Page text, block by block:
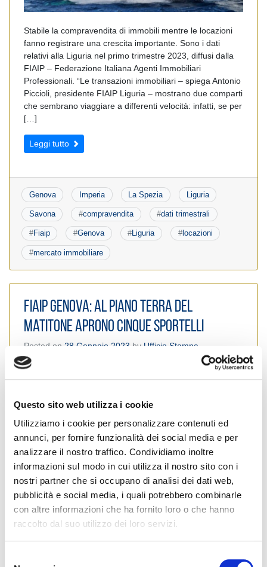
Questo sito web utilizza i cookie
Utilizziamo i cookie per personalizzare contenuti ed
annunci, per fornire funzionalità dei social media e per
analizzare il nostro traffico. Condividiamo inoltre
informazioni sul modo in cui utilizza il nostro sito con i
nostri partner che si occupano di analisi dei dati web,
pubblicità e social media, i quali potrebbero combinarle
con altre informazioni che ha fornito loro o che hanno
raccolto dal suo utilizzo dei loro servizi.
Stabile la compravendita di immobili mentre le locazioni
fanno registrare una crescita importante. Sono i dati
relativi alla Liguria nel primo trimestre 2023, diffusi dalla
FIAIP – Federazione Italiana Agenti Immobiliari
Professionali. “Le transazioni immobiliari – spiega Antonio
Piccioli, presidente FIAIP Liguria – mostrano due comparti
che sembrano viaggiare a differenti velocità: infatti, se per
[…]
Leggi tutto
Genova Imperia La Spezia Liguria
Savona #compravendita #dati trimestrali
#Fiaip #Genova #Liguria #locazioni
#mercato immobiliare
FIAIP Genova: Al piano terra del
Matitone aprono cinque sportelli
Posted on 28 Gennaio 2023 by Ufficio Stampa
accolto le precise richieste dei professionisti”. E’ con